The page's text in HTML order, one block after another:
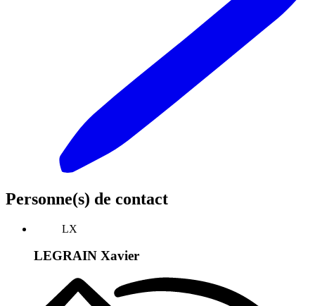
Personne(s) de contact
LX
LEGRAIN Xavier